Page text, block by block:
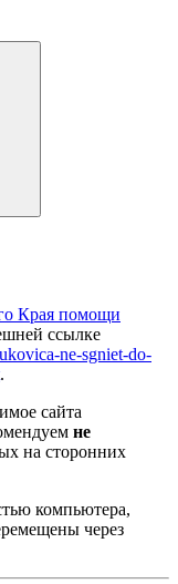
Края помощи
ссылке
ne-sgniet-do-
.
сайта
не
на сторонних
компьютера,
через